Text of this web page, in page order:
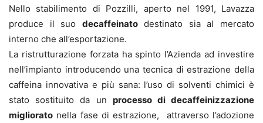
Nello stabilimento di Pozzilli, aperto nel 1991, Lavazza
produce il suo decaffeinatodestinato sia al mercato
interno che all’esportazione.
La ristrutturazione forzata ha spinto l’Azienda ad investire
nell’impianto introducendo una tecnica di estrazione della
caffeina innovativa e più sana: l’uso di solventi chimici è
stato sostituito da un processo di decaffeinizzazione
migliorato nella fase di estrazione, attraverso l’adozione